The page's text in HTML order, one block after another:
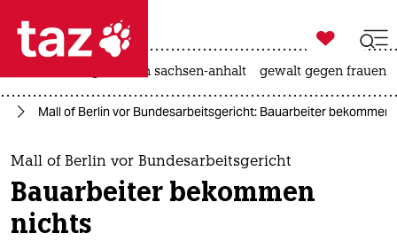
 taz zahl ich
taz zahl ich
themen
politik

taz zahl ich
landtagswahl in sachsen-anhalt gewalt gegen frauen
Mall of Berlin vor Bundesarbeitsgericht: Bauarbeiter bekommen
Mall of Berlin vor Bundesarbeitsgericht
Bauarbeiter bekommen
nichts